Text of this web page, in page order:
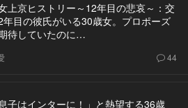
上京ヒストリー～12年目の悲哀～：交
年目の彼氏がいる30歳女。プロポーズ
待していたのに…
44
息子はインターに！」と熱望する36歳